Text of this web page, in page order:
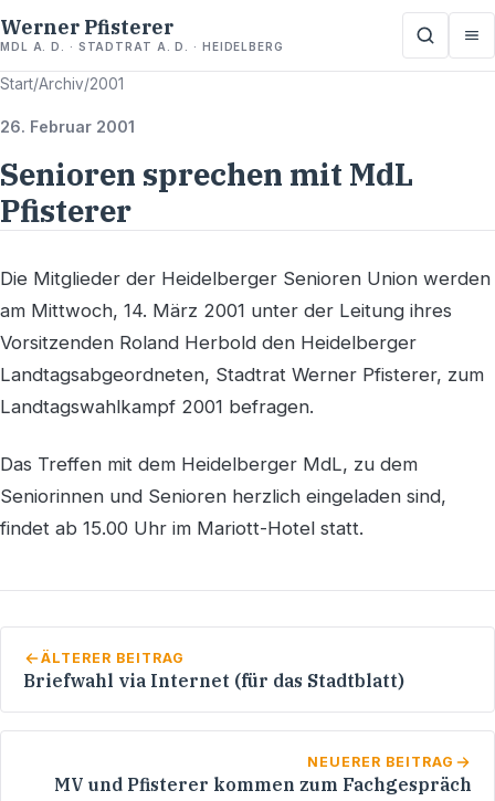
Werner Pfisterer
MDL A. D. · STADTRAT A. D. · HEIDELBERG
Start/Archiv/2001
26. Februar 2001
Senioren sprechen mit MdL
Pfisterer
Die Mitglieder der Heidelberger Senioren Union werden
am Mittwoch, 14. März 2001 unter der Leitung ihres
Vorsitzenden Roland Herbold den Heidelberger
Landtagsabgeordneten, Stadtrat Werner Pfisterer, zum
Landtagswahlkampf 2001 befragen.
Das Treffen mit dem Heidelberger MdL, zu dem
Seniorinnen und Senioren herzlich eingeladen sind,
findet ab 15.00 Uhr im Mariott-Hotel statt.
ÄLTERER BEITRAG
Briefwahl via Internet (für das Stadtblatt)
NEUERER BEITRAG
MV und Pfisterer kommen zum Fachgespräch